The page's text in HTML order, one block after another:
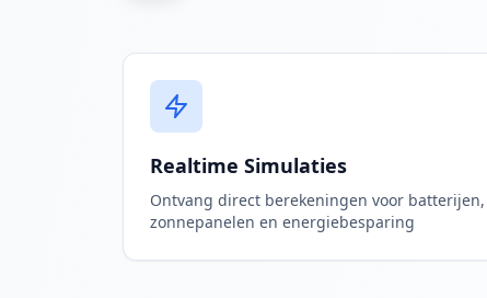
Realtime Simulaties
Ontvang direct berekeningen voor batterijen,
zonnepanelen en energiebesparing